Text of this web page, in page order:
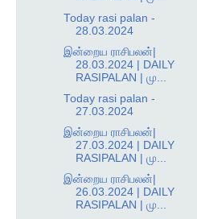
Today rasi palan -
28.03.2024
இன்றைய ராசிபலன்|
28.03.2024 | DAILY
RASIPALAN | மு...
Today rasi palan -
27.03.2024
இன்றைய ராசிபலன்|
27.03.2024 | DAILY
RASIPALAN | மு...
இன்றைய ராசிபலன்|
26.03.2024 | DAILY
RASIPALAN | மு...